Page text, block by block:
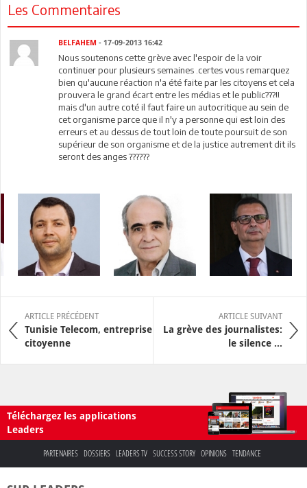
Les Commentaires
BELFAHEM - 17-09-2013 16:42
Nous soutenons cette grève avec l'espoir de la voir
continuer pour plusieurs semaines .certes vous remarquez
bien qu'aucune réaction n'a été faite par les citoyens et cela
prouvera le grand écart entre les médias et le public???!!
mais d'un autre coté il faut faire un autocritique au sein de
cet organisme parce que il n'y a personne qui est loin des
erreurs et au dessus de tout loin de toute poursuit de son
supérieur de son organisme et de la justice autrement dit ils
seront des anges ??????
ARTICLE PRÉCÉDENT
Tunisie Telecom, entreprise
citoyenne
ARTICLE SUIVANT
La grève des journalistes:
le silence ...
Téléchargez les applications
Leaders
PARTENAIRES DOSSIERS LEADERS TV SUCCESS STORY OPINIONS TENDANCE